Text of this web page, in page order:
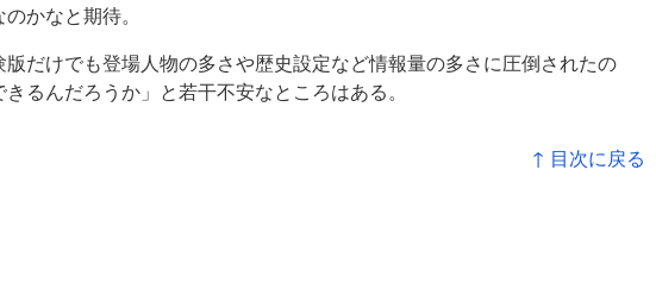
かなと期待。
だけでも登場人物の多さや歴史設定など情報量の多さに圧倒されたの
るんだろうか」と若干不安なところはある。
↑ 目次に戻る